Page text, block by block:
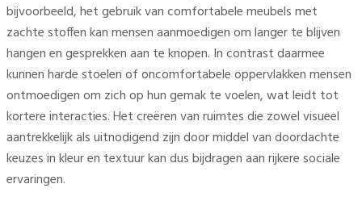
bijvoorbeeld, het gebruik van comfortabele meubels met
zachte stoffen kan mensen aanmoedigen om langer te blijven
hangen en gesprekken aan te knopen. In contrast daarmee
kunnen harde stoelen of oncomfortabele oppervlakken mensen
ontmoedigen om zich op hun gemak te voelen, wat leidt tot
kortere interacties. Het creëren van ruimtes die zowel visueel
aantrekkelijk als uitnodigend zijn door middel van doordachte
keuzes in kleur en textuur kan dus bijdragen aan rijkere sociale
ervaringen.